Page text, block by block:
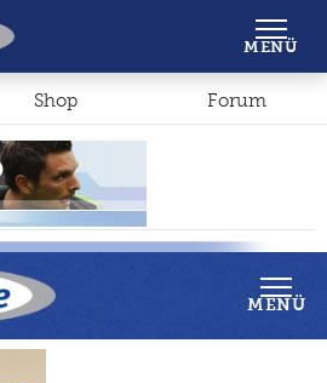
Shop Forum
MENÜ